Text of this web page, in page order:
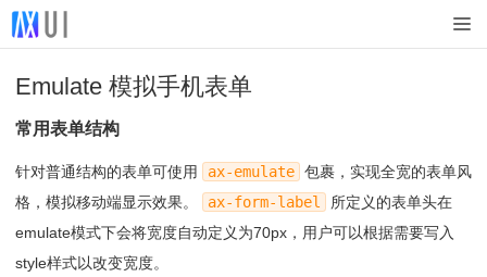
Emulate 模拟手机表单
常用表单结构
针对普通结构的表单可使用 ax-emulate 包裹，实现全宽的表单风
格，模拟移动端显示效果。
ax-form-label
所定义的表单头在
emulate模式下会将宽度自动定义为70px，用户可以根据需要写入
style样式以改变宽度。